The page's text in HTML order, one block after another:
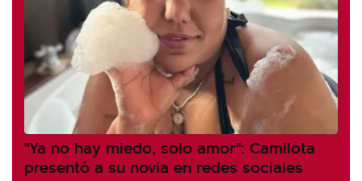
"Ya no hay miedo, solo amor": Camilota
presentó a su novia en redes sociales